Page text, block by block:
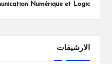
Numérique et Logic
الارشيفات